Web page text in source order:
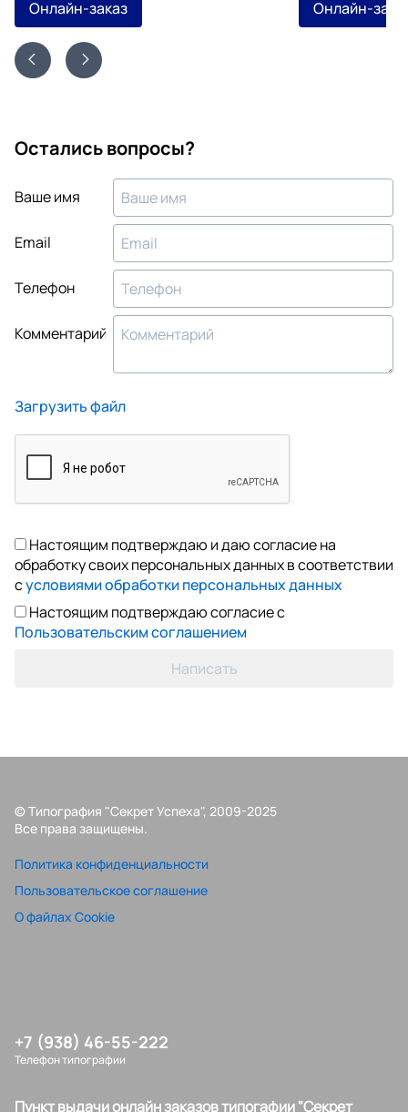
Онлайн-заказ Онлайн-
Остались вопросы?
Ваше имя
Email
Телефон
Комментарий
Загрузить файл
Настоящим подтверждаю и даю согласие на
обработку своих персональных данных в соответствии
сусловиями обработки персональных данных
Настоящим подтверждаю согласие с
Пользовательским соглашением
Написать
© Типография "Секрет Успеха", 2009-2025
Все права защищены.
Политика конфиденциальности
Пользовательское соглашение
О файлах Cookie
+7 (938) 46-55-222
Телефон типографии
Пункт выдачи онлайн заказов типогафии "Секрет